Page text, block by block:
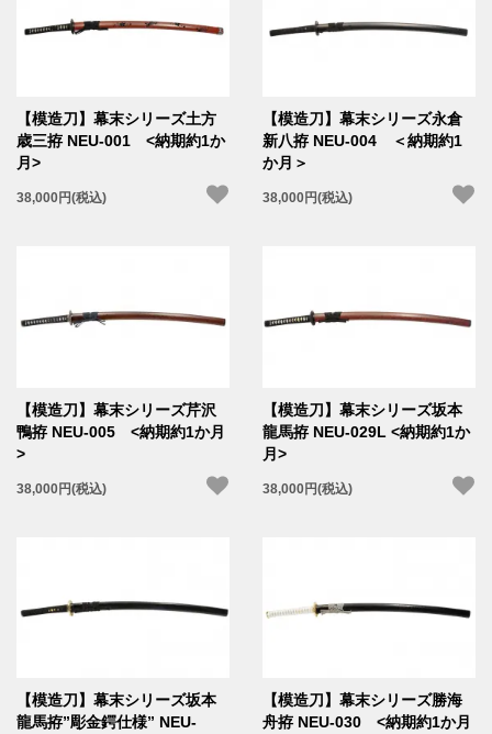
【模造刀】幕末シリーズ土方
歳三拵 NEU-001 <納期約1か
月>
38,000円(税込)
【模造刀】幕末シリーズ永倉
新八拵 NEU-004 ＜納期約1
か月＞
38,000円(税込)
【模造刀】幕末シリーズ芹沢
鴨拵 NEU-005 <納期約1か月
>
38,000円(税込)
【模造刀】幕末シリーズ坂本
龍馬拵 NEU-029L <納期約1か
月>
38,000円(税込)
【模造刀】幕末シリーズ坂本
龍馬拵”彫金鍔仕様” NEU-
【模造刀】幕末シリーズ勝海
舟拵 NEU-030 <納期約1か月